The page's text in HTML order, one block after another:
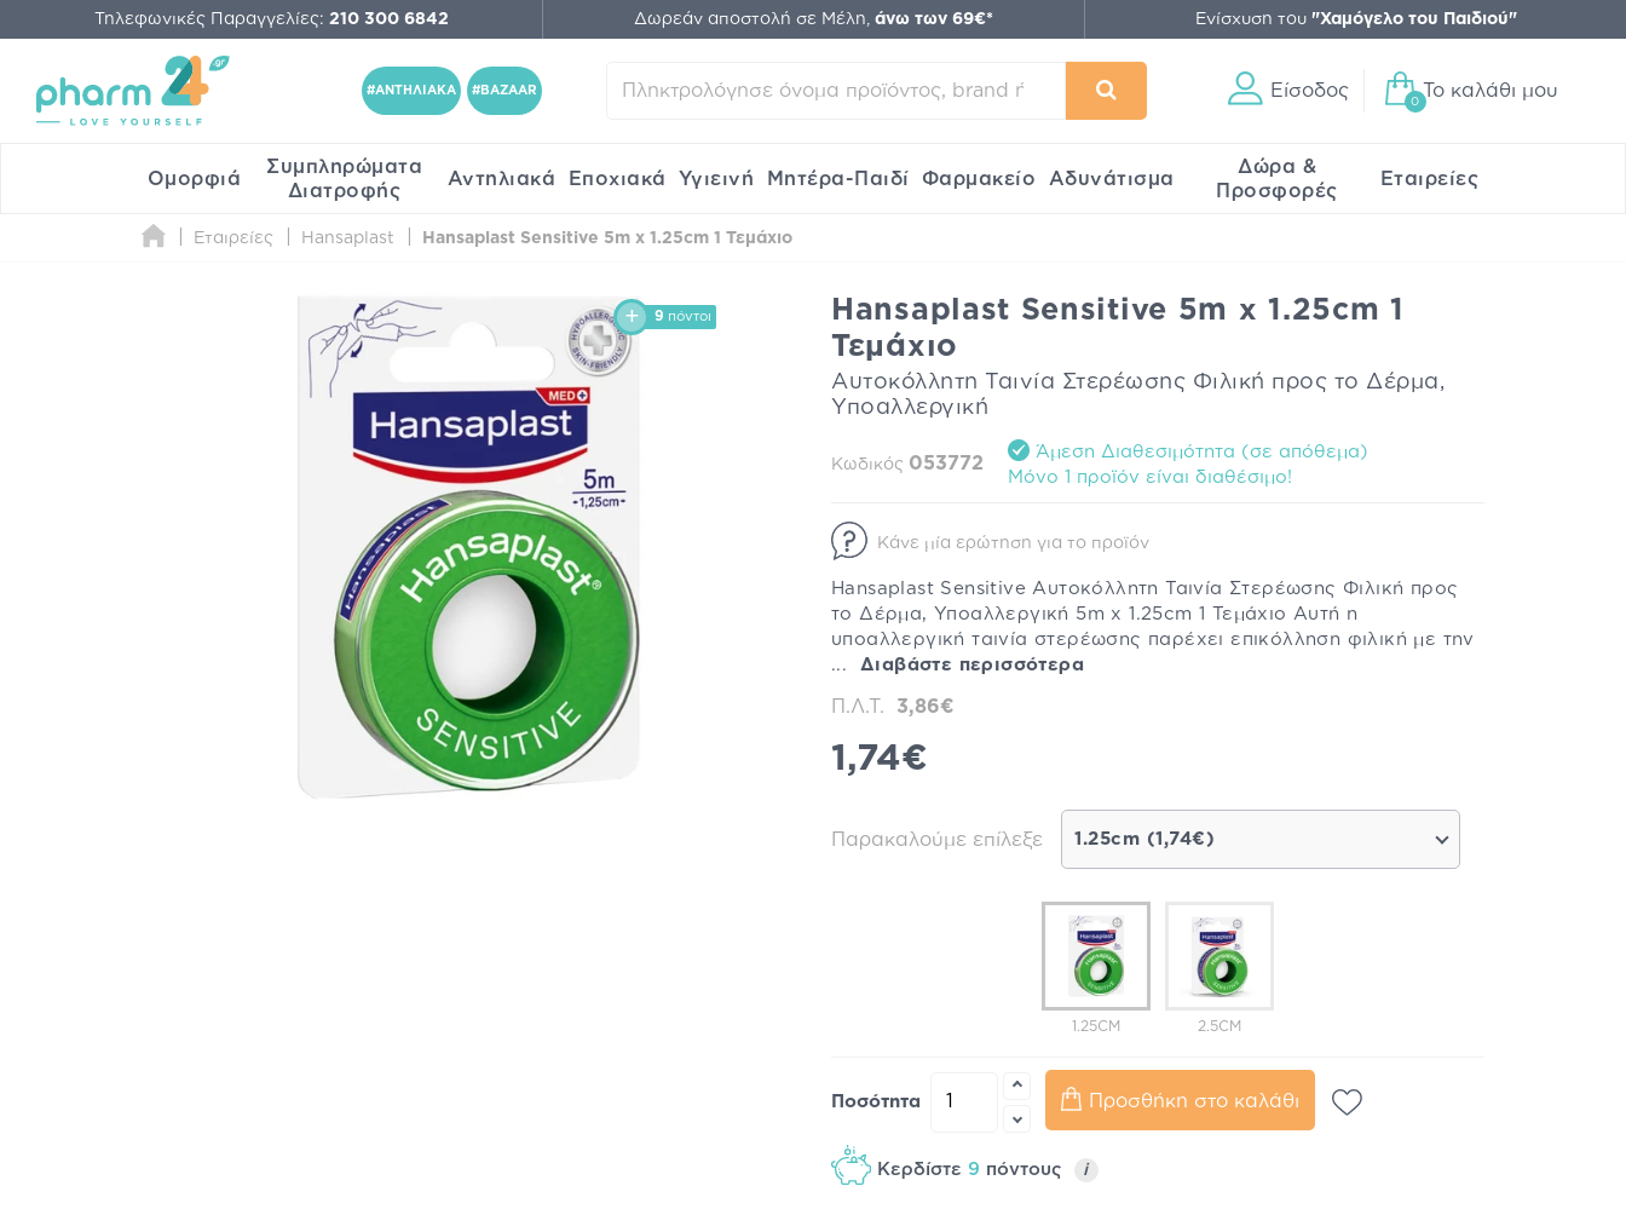
Τηλεφωνικές Παραγγελίες: 210 300 6842 Δωρεάν αποστολή σε Μέλη, άνω των 69€* Ενίσχυση του "Χαμόγελο του Παιδιού"
#ΑΝΤΗΛΙΑΚΑ #BAZAAR Είσοδος
0
Το καλάθι μου
Ομορφιά
Συμπληρώματα
Διατροφής
Αντηλιακά Εποχιακά Υγιεινή Μητέρα-Παιδί Φαρμακείο Αδυνάτισμα
Δώρα &
Προσφορές
Εταιρείες
Εταιρείες Hansaplast Hansaplast Sensitive 5m x 1.25cm 1 Τεμάχιο
9 πόντοι
Hansaplast Sensitive 5m x 1.25cm 1
Τεμάχιο
Αυτοκόλλητη Ταινία Στερέωσης Φιλική προς το Δέρμα,
Υποαλλεργική
Κωδικός 053772
Άμεση Διαθεσιμότητα (σε απόθεμα)
Mόνο 1 προϊόν είναι διαθέσιμo!
Κάνε μία ερώτηση για το προϊόν
Hansaplast Sensitive Αυτοκόλλητη Ταινία Στερέωσης Φιλική προς
το Δέρμα, Υποαλλεργική 5m x 1.25cm 1 Τεμάχιο Αυτή η
υποαλλεργική ταινία στερέωσης παρέχει επικόλληση φιλική με την
... Διαβάστε περισσότερα
Π.Λ.Τ. 3,86€
1,74€
Παρακαλούμε επίλεξε 1.25cm (1,74€)
1.25CM 2.5CM
Ποσότητα Προσθήκη στο καλάθι
Κερδίστε 9 πόντους i